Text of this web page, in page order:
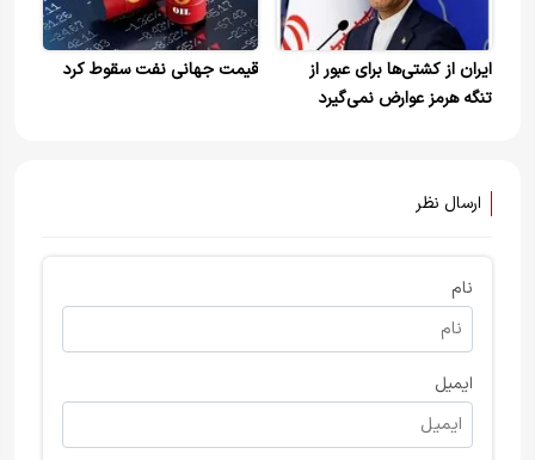
ایران از کشتی‌ها برای عبور از
تنگه هرمز عوارض نمی‌گیرد
قیمت جهانی نفت سقوط کرد
ارسال نظر
نام
ایمیل